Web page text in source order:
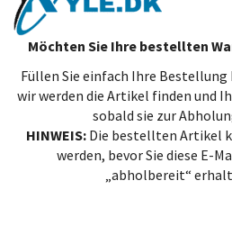
Möchten Sie Ihre bestellten
Füllen Sie einfach Ihre Bestellung
wir werden die Artikel finden und
sobald sie zur
HINWEIS: Die bestellten Artikel
werden, bevor Sie diese E-
„abholbereit“